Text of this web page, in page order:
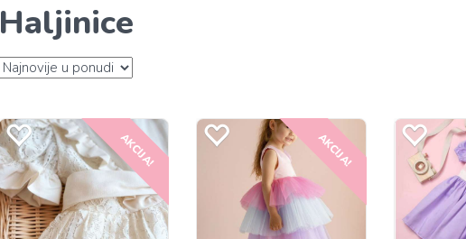
Haljinice
AKCIJA! AKCIJA!